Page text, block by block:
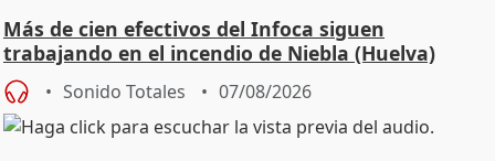
Más de cien efectivos del Infoca siguen
trabajando en el incendio de Niebla (Huelva)
Sonido Totales 07/08/2026